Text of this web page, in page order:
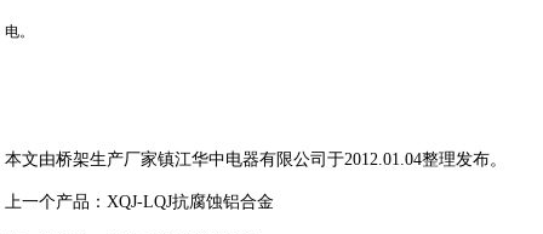
电。
本文由桥架生产厂家镇江华中电器有限公司于2012.01.04整理发布。
上一个产品：XQJ-LQJ抗腐蚀铝合金